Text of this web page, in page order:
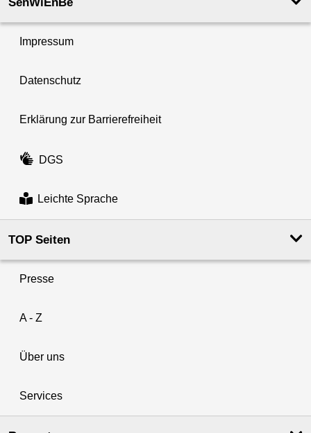
SenWiEnBe
Impressum
Datenschutz
Erklärung zur Barrierefreiheit
DGS
Leichte Sprache
TOP Seiten
Presse
A - Z
Über uns
Services